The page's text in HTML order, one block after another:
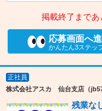
掲載終了まであ
応募画面へ
かんたん3ステッ
正社員
株式会社アスカ 仙台支店（
残業な